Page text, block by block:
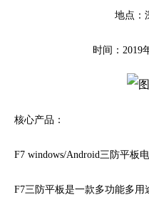
地点：
时间：2019
核心产品：
F7 windows/Android三防平板
F7三防平板是一款多功能多用